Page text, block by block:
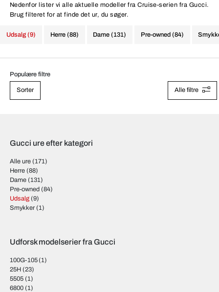
Nedenfor lister vi alle aktuelle modeller fra Cruise-serien fra Gucci.
Brug filteret for at finde det ur, du søger.
Herre (88) Dame (131) Pre-owned (84)
Udsalg (9)
Populære filtre
Sorter Alle filtre
Gucci ure efter kategori
Alle ure (171)
Herre (88)
Dame (131)
Pre-owned (84)
Udsalg (9)
Smykker (1)
Udforsk modelserier fra Gucci
100G-105(1)
25H (23)
5505 (1)
6800 (1)